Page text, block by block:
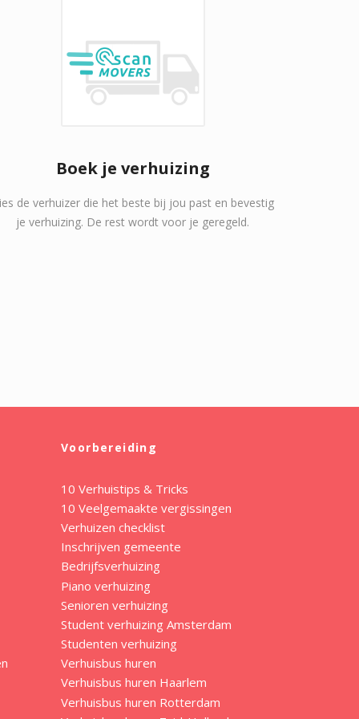
Boek je verhuizing
de verhuizer die het beste bij jou past en bevestig
je verhuizing. De rest wordt voor je geregeld.
Voorbereiding
10 Verhuistips & Tricks
10 Veelgemaakte vergissingen
Verhuizen checklist
Inschrijven gemeente
Bedrijfsverhuizing
Piano verhuizing
Senioren verhuizing
Student verhuizing Amsterdam
Studenten verhuizing
Verhuisbus huren
Verhuisbus huren Haarlem
Verhuisbus huren Rotterdam